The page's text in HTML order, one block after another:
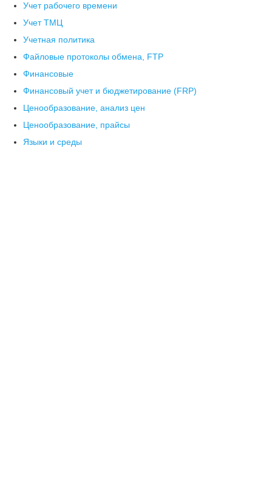
Учет рабочего времени
Учет ТМЦ
Учетная политика
Файловые протоколы обмена, FTP
Финансовые
Финансовый учет и бюджетирование (FRP)
Ценообразование, анализ цен
Ценообразование, прайсы
Языки и среды